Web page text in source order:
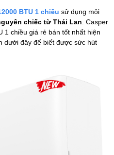
BTU 1 chiều sử dụng môi
chiếc từ Thái Lan . Casper
1 chiều giá rẻ bán tốt nhất hiện
dưới đây để biết được sức hút